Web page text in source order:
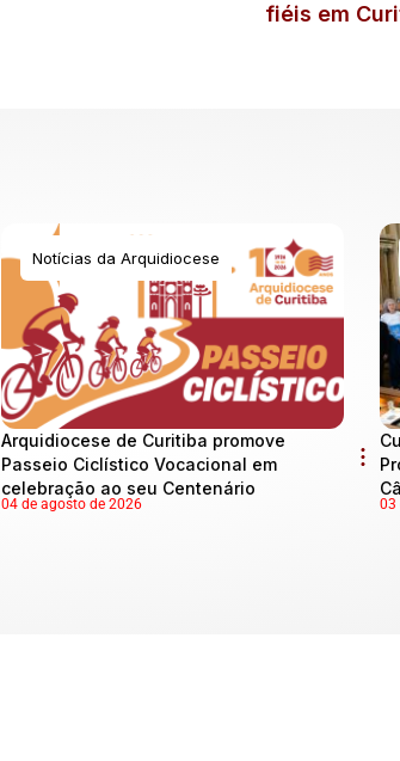
fiéis em
Notícias da Arquidiocese
Arquidiocese de Curitiba promove
Passeio Ciclístico Vocacional em
celebração ao seu Centenário
04 de agosto de 2026 03